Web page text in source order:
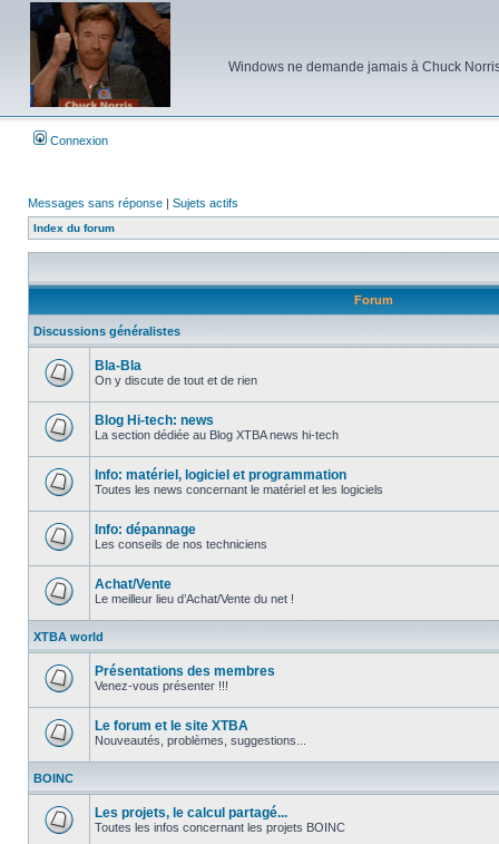
Windows ne demande jamais à Chuck
Connexion
Messages sans réponse | Sujets actifs
Index du forum
Forum
Discussions généralistes
message
non
Bla-Bla
On y discute de tout et de rien
message
non
Blog Hi-tech: news
La section dédiée au Blog XTBA news hi-tech
message
non
Info: matériel, logiciel et programmation
Toutes les news concernant le matériel et les logiciels
message
non
Info: dépannage
Les conseils de nos techniciens
message
non
lu
Achat/Vente
Le meilleur lieu d’Achat/Vente du net !
XTBA world
message
non
Présentations des membres
Venez-vous présenter !!!
message
lu
Le forum et le site XTBA
Nouveautés, problèmes, suggestions...
BOINC
Les projets, le calcul partagé...
Toutes les infos concernant les projets BOINC